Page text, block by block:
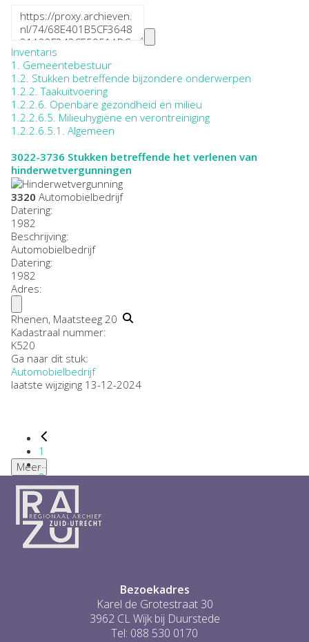
Inventaris
1. Gemeentebestuur
1.2. Stukken betreffende bijzondere onderwerpen
1.2.2. Taakuitvoering
1.2.2.6. Openbare gezondheid en milieu
1.2.2.6.5. Milieuhygiëne en verontreiniging
1.2.2.6.5.1. Algemeen
3022-3736 Stukken betreffende het verlenen van
hinderwetvergunningen
3320 Automobielbedrijf
Datering:
1982
Beschrijving:
Automobielbedrijf
Datering:
1982
Adres:
Rhenen, Maatsteeg 20
Kadastraal nummer:
K520
Ga naar dit stuk:
Automobielbedrijf
laatste wijziging 13-12-2024
1
...
2
3
4
5
6
...
Meer
Bezoekadres
Karel de Grotestraat 30
3962 CL Wijk bij Duurstede
Tel: 088 530 0170